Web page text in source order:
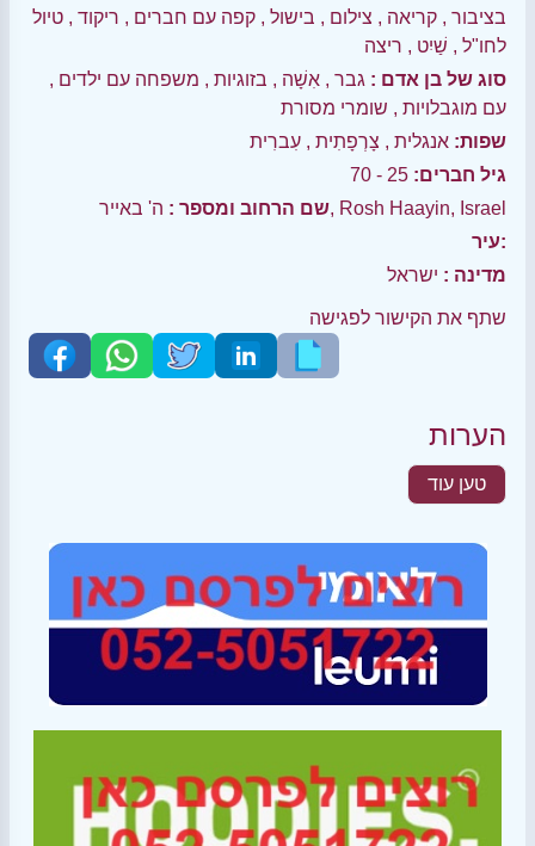
בציבור , קריאה , צילום , בישול , קפה עם חברים , ריקוד , טיול
לחו"ל , שַׁיִט , ריצה
סוג של בן אדם : גבר , אִשָׁה , בזוגיות , משפחה עם ילדים ,
עם מוגבלויות , שומרי מסורת
שפות: אנגלית , צָרְפָתִית , עִברִית
גיל חברים: 25 - 70
שם הרחוב ומספר :ה' באייר, Rosh Haayin, Israel
עיר:
מדינה : ישראל
שתף את הקישור לפגישה
הערות
טען עוד